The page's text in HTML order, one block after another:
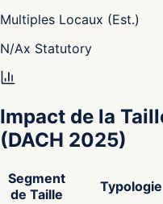
Multiples Locaux (Est.)
N/Ax Statutory
Impact de la
(DACH 2025)
Segment
de Taille
Typologie